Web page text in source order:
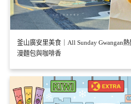
釜山廣安里美食｜All Sunday Gwangan
漫麵包與咖啡香